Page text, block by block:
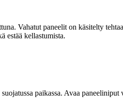
Vahatut paneelit on käsitelty
estää kellastumista.
paikassa. Avaa paneeliniput